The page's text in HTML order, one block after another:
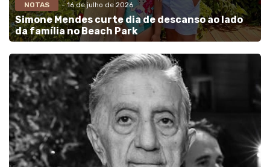
NOTAS - 16 de julho de 2026
Simone Mendes curte dia de descanso ao lado
da família no Beach Park